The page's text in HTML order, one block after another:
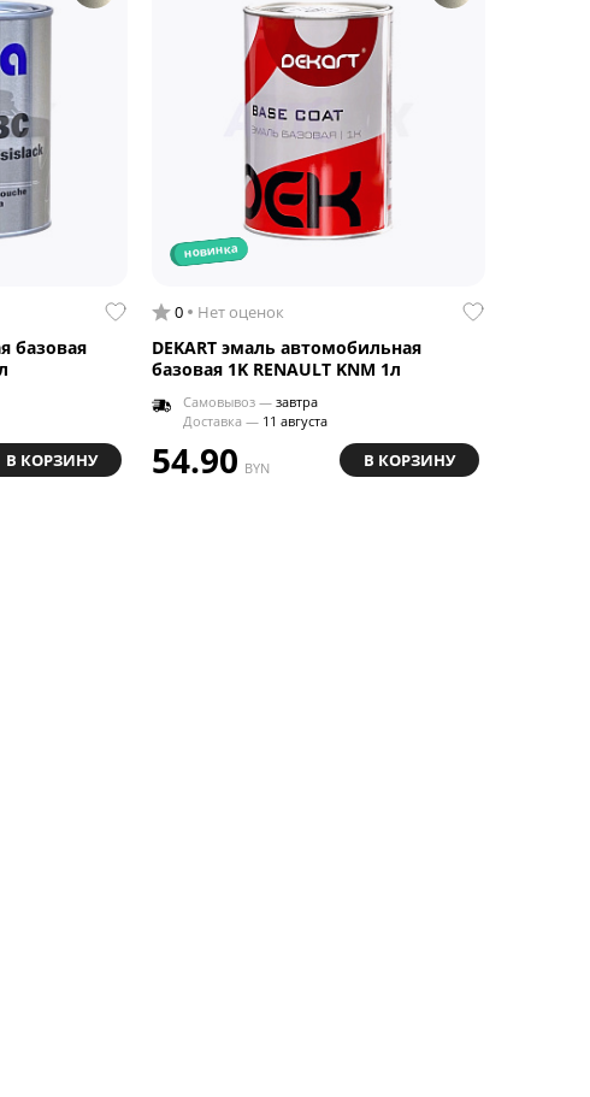
базовая
В КОРЗИНУ
новинка
0 Нет оценок
DEKART эмаль автомобильная
базовая 1K RENAULT KNM 1л
Самовывоз —завтра
Доставка — 11 августа
54.90 BYN В КОРЗИНУ